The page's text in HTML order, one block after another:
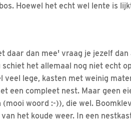
Hoewel het echt wel lente is
daar dan mee' vraag je jezelf
het allemaal nog niet echt
veel lege, kasten met weinig
een compleet nest. Maar geen
woord :-)), die wel.
het koude weer. In een